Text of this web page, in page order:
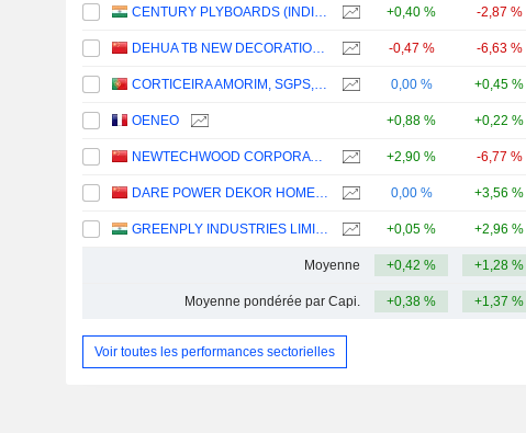
CENTURY PLYBOARDS (INDIA) LIMITED +0,40 % -2,87 %
DEHUA TB NEW DECORATION MATERIAL CO.,LTD -0,47 % -6,63 %
CORTICEIRA AMORIM, SGPS, S.A. 0,00 % +0,45 %
OENEO +0,88 % +0,22 %
NEWTECHWOOD CORPORATION +2,90 % -6,77 %
DARE POWER DEKOR HOME CO.,LTD. 0,00 % +3,56 %
GREENPLY INDUSTRIES LIMITED +0,05 % +2,96 %
Moyenne +0,42 % +1,28 %
Moyenne pondérée par Capi. +0,38 % +1,37 %
Voir toutes les performances sectorielles